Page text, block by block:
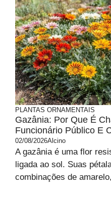
PLANTAS ORNAMENTAIS
Gazânia: Por Que É
Funcionário Público E
02/08/2026Alcino
A gazânia é uma flor
ligada ao sol. Suas
combinações de